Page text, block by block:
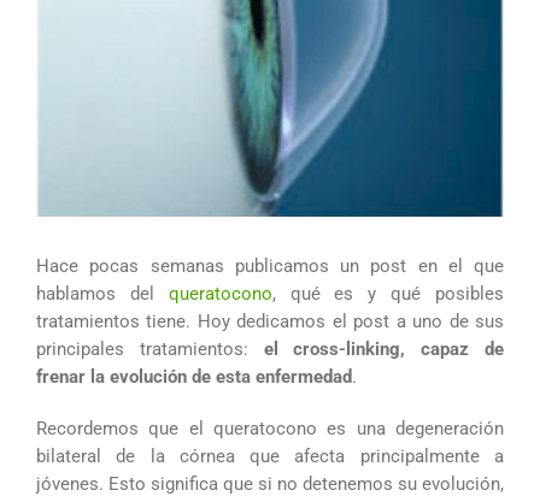
Hace pocas semanas publicamos un post en el que
hablamos del queratocono, qué es y qué posibles
tratamientos tiene. Hoy dedicamos el post a uno de sus
principales tratamientos: el cross-linking, capaz de
frenar la evolución de esta enfermedad.
Recordemos que el queratocono es una degeneración
bilateral de la córnea que afecta principalmente a
jóvenes. Esto significa que si no detenemos su evolución,